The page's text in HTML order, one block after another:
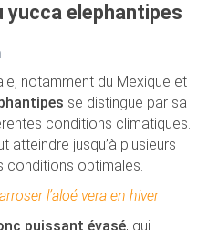
elephantipes
notamment du Mexique et
se distingue par sa
conditions climatiques.
atteindre jusqu’à plusieurs
conditions optimales.
l’aloé vera en hiver
puissant évasé, qui